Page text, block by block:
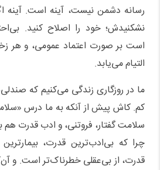
رسانه دشمن نیست، آینه است. آینه
نشکنیدش؛ خود را اصلاح کنید.
است بر صورت اعتماد عمومی، و هر
التیام می‌یابد.
ما در روزگاری زندگی می‌کنیم که
کم. کاش پیش از آنکه به ما درس
سلامت گفتار، فروتنی، و ادب قدرت هم
چرا که بی‌ادب‌ترین قدرت،
قدرت، از بی‌عقلی خطرناک‌تر است. و